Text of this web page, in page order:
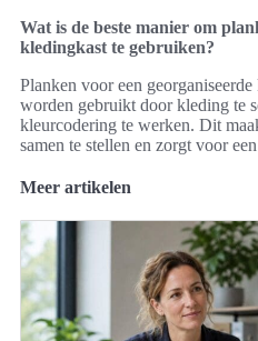
Wat is de beste manier om
kledingkast te gebruiken?
Planken voor een
worden gebruikt door kleding te
kleurcodering te werken. Dit
samen te stellen en zorgt voor
Meer artikelen